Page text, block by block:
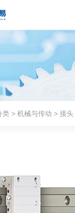
类 >机械与传动 >接头